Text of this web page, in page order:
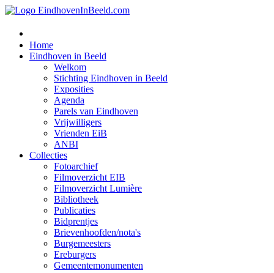
Home
Eindhoven in Beeld
Welkom
Stichting Eindhoven in Beeld
Exposities
Agenda
Parels van Eindhoven
Vrijwilligers
Vrienden EiB
ANBI
Collecties
Fotoarchief
Filmoverzicht EIB
Filmoverzicht Lumière
Bibliotheek
Publicaties
Bidprentjes
Brievenhoofden/nota's
Burgemeesters
Ereburgers
Gemeentemonumenten